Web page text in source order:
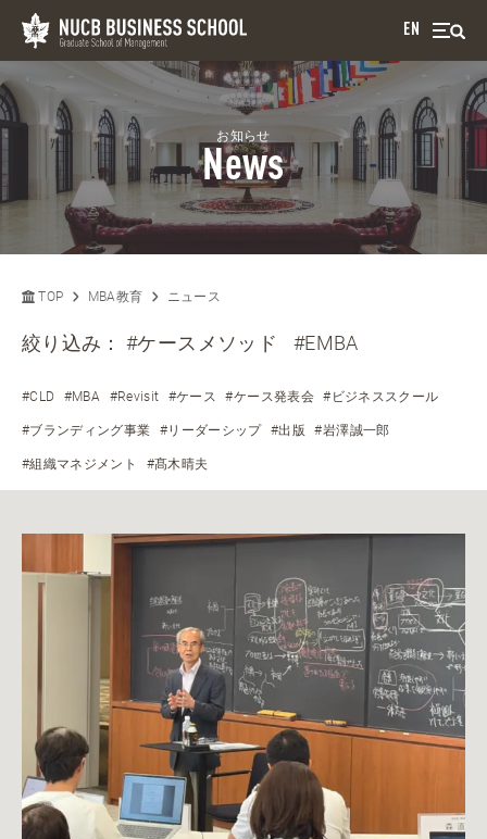
EN
お知らせ
News
TOP MBA教育 ニュース
絞り込み：#ケースメソッド #EMBA
#CLD #MBA #Revisit #ケース #ケース発表会 #ビジネススクール
#ブランディング事業 #リーダーシップ #出版 #岩澤誠一郎
#組織マネジメント #髙木晴夫